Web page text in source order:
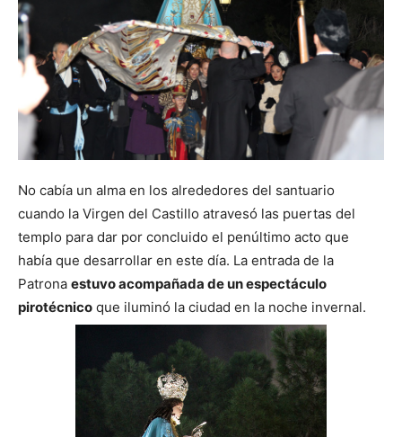
No cabía un alma en los alrededores del santuario
cuando la Virgen del Castillo atravesó las puertas del
templo para dar por concluido el penúltimo acto que
había que desarrollar en este día. La entrada de la
Patrona estuvo acompañada de un espectáculo
pirotécnico que iluminó la ciudad en la noche invernal.